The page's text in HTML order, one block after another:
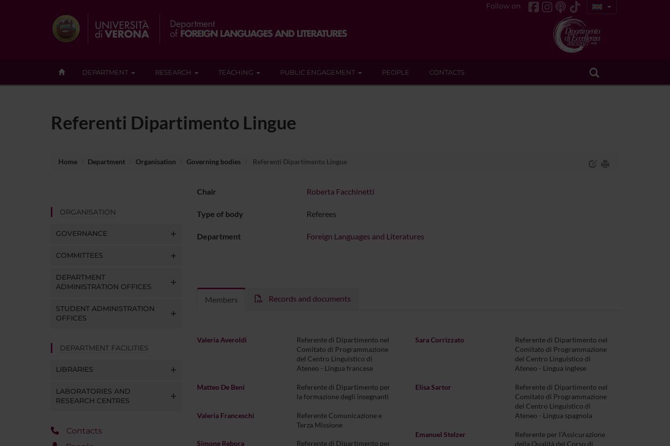
Follow on
DEPARTMENT RESEARCH TEACHING PUBLIC ENGAGEMENT PEOPLE CONTACTS
Referenti Dipartimento Lingue
Home Department Organisation Governing bodies Referenti Dipartimento Lingue
ORGANISATION
GOVERNANCE
COMMITTEES
DEPARTMENT
ADMINISTRATION OFFICES
STUDENT ADMINISTRATION
OFFICES
DEPARTMENT FACILITIES
LIBRARIES
LABORATORIES AND
RESEARCH CENTRES
Contacts
Chair Roberta Facchinetti
Type of body Referees
Department Foreign Languages and Literatures
Members Records and documents
Valeria Averoldi
Referente di Dipartimento nel
Comitato di Programmazione
del Centro Linguistico di
Ateneo - Lingua francese
Matteo De Beni
Referente di Dipartimento per
la formazione degli insegnanti
Valeria Franceschi
Referente Comunicazione e
Terza Missione
Simone Rebora
Referente di Dipartimento per
Sara Corrizzato
Referente di Dipartimento nel
Comitato di Programmazione
del Centro Linguistico di
Ateneo - Lingua inglese
Elisa Sartor
Referente di Dipartimento nel
Comitato di Programmazione
del Centro Linguistico di
Ateneo - Lingua spagnola
Emanuel Stelzer
Referente per l’Assicurazione
della Qualità del Corso di